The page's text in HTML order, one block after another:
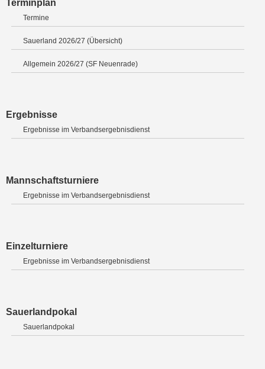
Terminplan
Termine
Sauerland 2026/27 (Übersicht)
Allgemein 2026/27 (SF Neuenrade)
Ergebnisse
Ergebnisse im Verbandsergebnisdienst
Mannschaftsturniere
Ergebnisse im Verbandsergebnisdienst
Einzelturniere
Ergebnisse im Verbandsergebnisdienst
Sauerlandpokal
Sauerlandpokal